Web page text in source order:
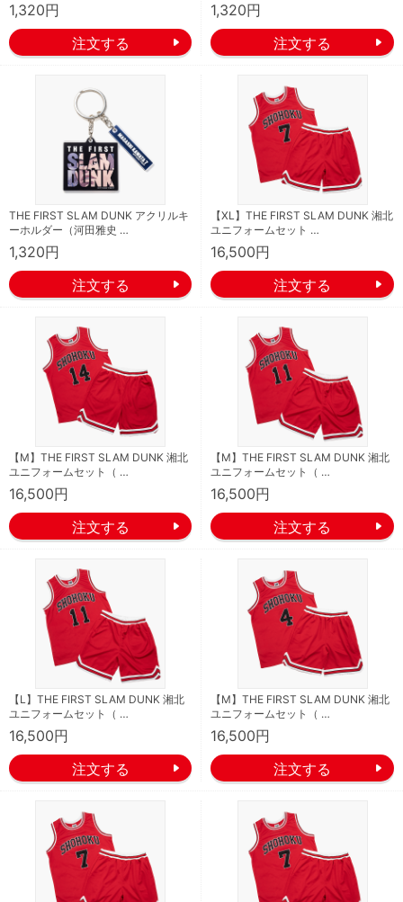
1,320円 1,320円
THE FIRST SLAM DUNK アクリルキ
ーホルダー（河田雅史 …
1,320円
【XL】THE FIRST SLAM DUNK 湘北
ユニフォームセット …
16,500円
【M】THE FIRST SLAM DUNK 湘北
ユニフォームセット（ …
16,500円
【M】THE FIRST SLAM DUNK 湘北
ユニフォームセット（ …
16,500円
【L】THE FIRST SLAM DUNK 湘北
ユニフォームセット（ …
16,500円
【M】THE FIRST SLAM DUNK 湘北
ユニフォームセット（ …
16,500円